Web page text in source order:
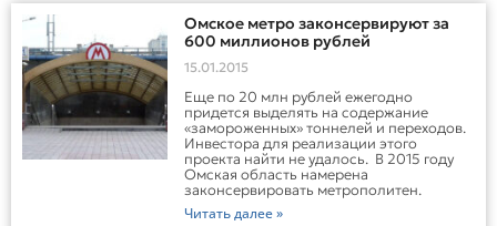
Омское метро законсервируют за
600 миллионов рублей
15.01.2015
Еще по 20 млн рублей ежегодно
придется выделять на содержание
«замороженных» тоннелей и переходов.
Инвестора для реализации этого
проекта найти не удалось. В 2015 году
Омская область намерена
законсервировать метрополитен.
Читать далее »